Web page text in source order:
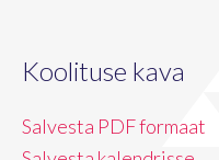
Koolituse kava
Salvesta PDF formaat